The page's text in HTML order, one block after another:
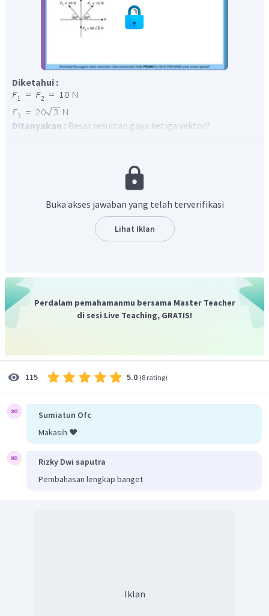
Diketahui :
Ditanyakan : Besar resultan gaya ketiga vektor?
menjumlahkan vektor dengan memproyeksikan vektor-
dan sumbu
Buka akses jawaban yang telah terverifikasi
Lihat Iklan
Perdalam pemahamanmu bersama Master Teacher
di sesi Live Teaching, GRATIS!
115 5.0 (8 rating)
Sumiatun Ofc
Makasih ❤️
Rizky Dwi saputra
Pembahasan lengkap banget
Iklan